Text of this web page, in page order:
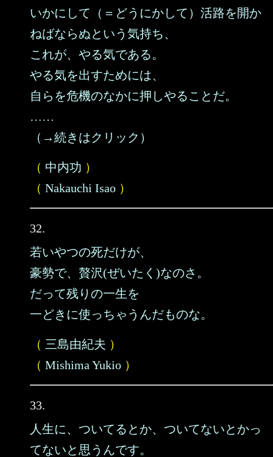
いかにして（＝どうにかして）活路を開か
ねばならぬという気持ち、
これが、やる気である。
やる気を出すためには、
自らを危機のなかに押しやることだ。
……
（→続きはクリック）
（ 中内功 ）
（ Nakauchi Isao ）
32.
若いやつの死だけが、
豪勢で、贅沢(ぜいたく)なのさ。
だって残りの一生を
一どきに使っちゃうんだものな。
（ 三島由紀夫 ）
（ Mishima Yukio ）
33.
人生に、ついてるとか、ついてないとかっ
てないと思うんです。